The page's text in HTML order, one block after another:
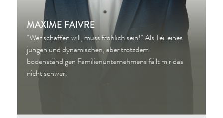
MAXIME FAIVRE
"Wer schaffen will, muss fröhlich sein!" Als Teil eines
jungen und dynamischen, aber trotzdem
bodenständigen Familienunternehmens fällt mir das
nicht schwer.